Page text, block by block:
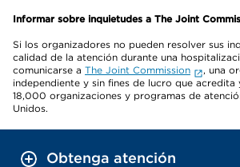
Informar sobre inquietudes a The Joint
Si los organizadores no pueden resolver sus
calidad de la atención durante una
comunicarse a The Joint Commission
, una
independiente y sin fines de lucro que
18,000 organizaciones y programas de
Unidos.
Obtenga atención